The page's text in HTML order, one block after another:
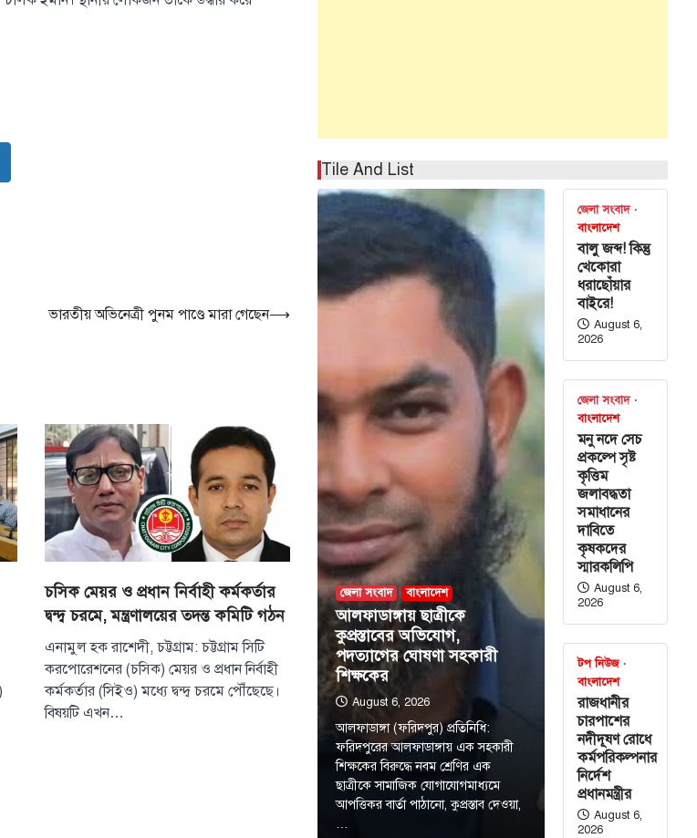
ভারতীয় অভিনেত্রী পুনম পাণ্ডে মারা গেছেন⟶
চসিক মেয়র ও প্রধান নির্বাহী কর্মকর্তার
দ্বন্দ্ব চরমে, মন্ত্রণালয়ের তদন্ত কমিটি গঠন
এনামুল হক রাশেদী, চট্টগ্রাম: চট্টগ্রাম সিটি
করপোরেশনের (চসিক) মেয়র ও প্রধান নির্বাহী
কর্মকর্তার (সিইও) মধ্যে দ্বন্দ্ব চরমে পৌঁছেছে।
বিষয়টি এখন…
Tile And List
জেলা সংবাদ বাংলাদেশ
আলফাডাঙ্গায় ছাত্রীকে
কুপ্রস্তাবের অভিযোগ,
পদত্যাগের ঘোষণা সহকারী
শিক্ষকের
August 6, 2026
আলফাডাঙ্গা (ফরিদপুর) প্রতিনিধি:
ফরিদপুরের আলফাডাঙ্গায় এক সহকারী
শিক্ষকের বিরুদ্ধে নবম শ্রেণির এক
ছাত্রীকে সামাজিক যোগাযোগমাধ্যমে
আপত্তিকর বার্তা পাঠানো, কুপ্রস্তাব দেওয়া,
…
জেলা সংবাদ
বাংলাদেশ
বালু জব্দ! কিন্তু
খেকোরা
ধরাছোঁয়ার
বাইরে!
August 6,
2026
জেলা সংবাদ
বাংলাদেশ
মনু নদে সেচ
প্রকল্পে সৃষ্ট
কৃত্তিম
জলাবদ্ধতা
সমাধানের
দাবিতে
কৃষকদের
স্মারকলিপি
August 6,
2026
টপ নিউজ
বাংলাদেশ
রাজধানীর
চারপাশের
নদীদূষণ রোধে
কর্মপরিকল্পনার
নির্দেশ
প্রধানমন্ত্রীর
August 6,
2026
3
অনুভূতির বিষয়ে ভারতকে আরও
বেশি সংবেদনশীল হতে হবে’
August 7, 2026
পররাষ্ট্র প্রতিমন্ত্রী শামা ওবায়েদ ইসলাম
বলেছেন, বাংলাদেশের জনগণের অনুভূতি
ও সংবেদনশীলতার বিষয়ে ভারতকে আরও
বেশি…
টপ নিউজ বাংলাদেশ
রাজধানীর চারপাশের নদীদূষণ
রোধে কর্মপরিকল্পনার নির্দেশ
প্রধানমন্ত্রীর
August 6, 2026
রাজধানী ঢাকার চারপাশের নদীদূষণ রোধে
কর্মপরিকল্পনা তৈরির নির্দেশনা দিয়েছেন
বিশেষ সংবাদ
হাসিনাকে বক্তব্যের সুযোগ দিয়ে
বাংলাদেশের সার্বভৌমত্বকে